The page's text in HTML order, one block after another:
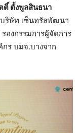
ติ์ ตั้งพูลสินธนา
ริษัท เซ็นทรัลพัฒนา
รองกรรมการผู้จัดการ
ร บมจ.บางจาก